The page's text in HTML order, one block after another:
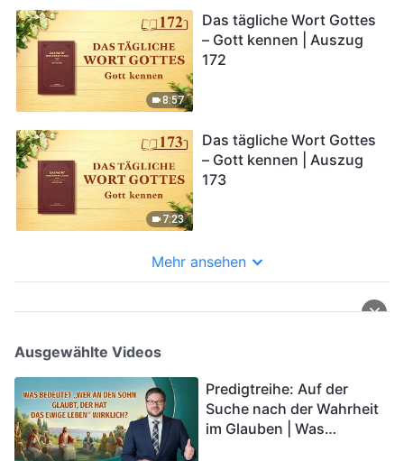
8:57
Das tägliche Wort Gottes
– Gott kennen | Auszug
172
7:23
Das tägliche Wort Gottes
– Gott kennen | Auszug
173
Mehr ansehen
Ausgewählte Videos
Predigtreihe: Auf der
Suche nach der Wahrheit
im Glauben | Was